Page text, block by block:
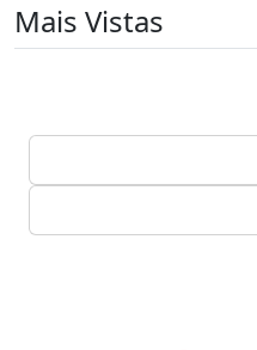
Mais Vistas